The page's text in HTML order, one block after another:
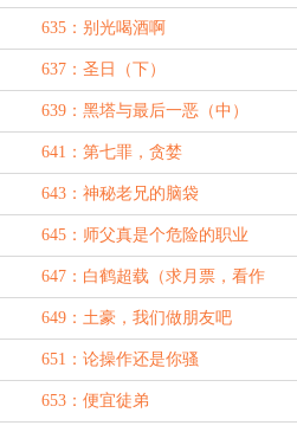
635：别光喝酒啊
637：圣日（下）
639：黑塔与最后一恶（中）
641：第七罪，贪婪
643：神秘老兄的脑袋
645：师父真是个危险的职业
647：白鹤超载（求月票，看作
话）
649：土豪，我们做朋友吧
651：论操作还是你骚
653：便宜徒弟